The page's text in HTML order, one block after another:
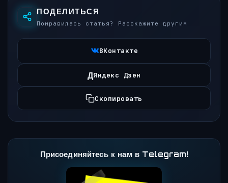
ПОДЕЛИТЬСЯ
Понравилась статья? Расскажите другим
ВКонтакте
ДЯндекс Дзен
Скопировать
Присоединяйтесь к нам в Telegram!